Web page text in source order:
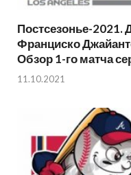
Постсезонье-2021.
Франциско
Обзор 1-го матча
11.10.2021